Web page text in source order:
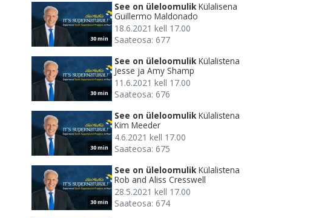
30 min
See on üleloomulik Külalisena
Guillermo Maldonado
18.6.2021 kell 17.00
Saateosa: 677
30 min
See on üleloomulik Külalistena
Jesse ja Amy Shamp
11.6.2021 kell 17.00
Saateosa: 676
30 min
See on üleloomulik Külalistena
Kim Meeder
4.6.2021 kell 17.00
Saateosa: 675
30 min
See on üleloomulik Külalistena
Rob and Aliss Cresswell
28.5.2021 kell 17.00
Saateosa: 674